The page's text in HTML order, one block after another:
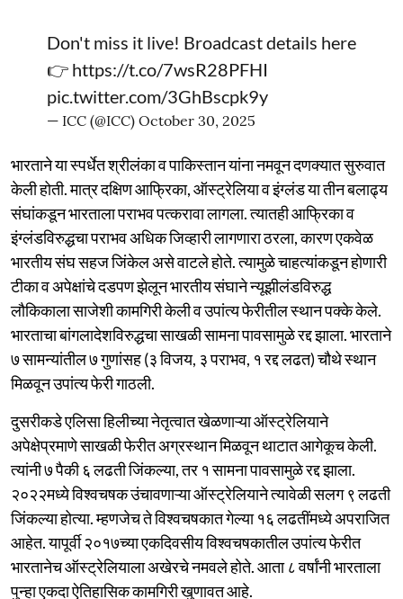
Don't miss it live! Broadcast details here
👉 https://t.co/7wsR28PFHI
pic.twitter.com/3GhBscpk9y
— ICC (@ICC) October 30, 2025
भारताने या स्पर्धेत श्रीलंका व पाकिस्तान यांना नमवून दणक्यात सुरुवात
केली होती. मात्र दक्षिण आफ्रिका, ऑस्ट्रेलिया व इंग्लंड या तीन बलाढ्य
संघांकडून भारताला पराभव पत्करावा लागला. त्यातही आफ्रिका व
इंग्लंडविरुद्धचा पराभव अधिक जिव्हारी लागणारा ठरला, कारण एकवेळ
भारतीय संघ सहज जिंकेल असे वाटले होते. त्यामुळे चाहत्यांकडून होणारी
टीका व अपेक्षांचे दडपण झेलून भारतीय संघाने न्यूझीलंडविरुद्ध
लौकिकाला साजेशी कामगिरी केली व उपांत्य फेरीतील स्थान पक्के केले.
भारताचा बांगलादेशविरुद्धचा साखळी सामना पावसामुळे रद्द झाला. भारताने
७ सामन्यांतील ७ गुणांसह (३ विजय, ३ पराभव, १ रद्द लढत) चौथे स्थान
मिळवून उपांत्य फेरी गाठली.
दुसरीकडे एलिसा हिलीच्या नेतृत्वात खेळणाऱ्या ऑस्ट्रेलियाने
अपेक्षेप्रमाणे साखळी फेरीत अग्रस्थान मिळवून थाटात आगेकूच केली.
त्यांनी ७ पैकी ६ लढती जिंकल्या, तर १ सामना पावसामुळे रद्द झाला.
२०२२मध्ये विश्वचषक उंचावणाऱ्या ऑस्ट्रेलियाने त्यावेळी सलग ९ लढती
जिंकल्या होत्या. म्हणजेच ते विश्वचषकात गेल्या १६ लढतींमध्ये अपराजित
आहेत. यापूर्वी २०१७च्या एकदिवसीय विश्वचषकातील उपांत्य फेरीत
भारतानेच ऑस्ट्रेलियाला अखेरचे नमवले होते. आता ८ वर्षांनी भारताला
पुन्हा एकदा ऐतिहासिक कामगिरी खुणावत आहे.